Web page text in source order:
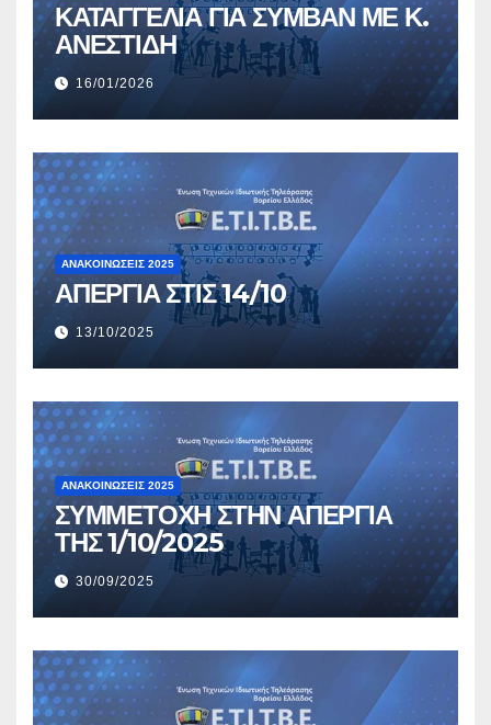
ΚΑΤΑΓΓΕΛΙΑ ΓΙΑ ΣΥΜΒΑΝ ΜΕ Κ.
ΑΝΕΣΤΙΔΗ
16/01/2026
ΑΝΑΚΟΙΝΏΣΕΙΣ 2025
ΑΠΕΡΓΙΑ ΣΤΙΣ 14/10
13/10/2025
ΑΝΑΚΟΙΝΏΣΕΙΣ 2025
ΣΥΜΜΕΤΟΧΗ ΣΤΗΝ ΑΠΕΡΓΙΑ
ΤΗΣ 1/10/2025
30/09/2025